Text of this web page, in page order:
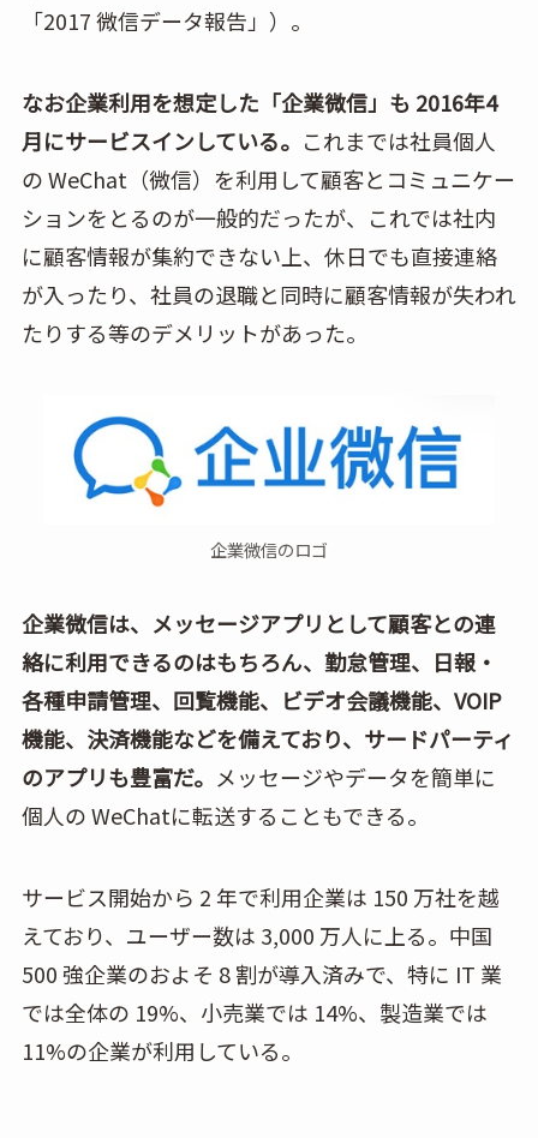
「2017 微信データ報告」）。
なお企業利用を想定した「企業微信」も 2016年4
月にサービスインしている。 これまでは社員個人
の WeChat（微信）を利用して顧客とコミュニケー
ションをとるのが一般的だったが、これでは社内
に顧客情報が集約できない上、休日でも直接連絡
が入ったり、社員の退職と同時に顧客情報が失われ
たりする等のデメリットがあった。
企業微信のロゴ
企業微信は、メッセージアプリとして顧客との連
絡に利用できるのはもちろん、勤怠管理、日報・
各種申請管理、回覧機能、ビデオ会議機能、VOIP
機能、決済機能などを備えており、サードパーティ
のアプリも豊富だ。 メッセージやデータを簡単に
個人の WeChatに転送することもできる。
サービス開始から 2 年で利用企業は 150 万社を越
えており、ユーザー数は 3,000 万人に上る。中国
500 強企業のおよそ 8 割が導入済みで、特に IT 業
では全体の 19%、小売業では 14%、製造業では
11%の企業が利用している。